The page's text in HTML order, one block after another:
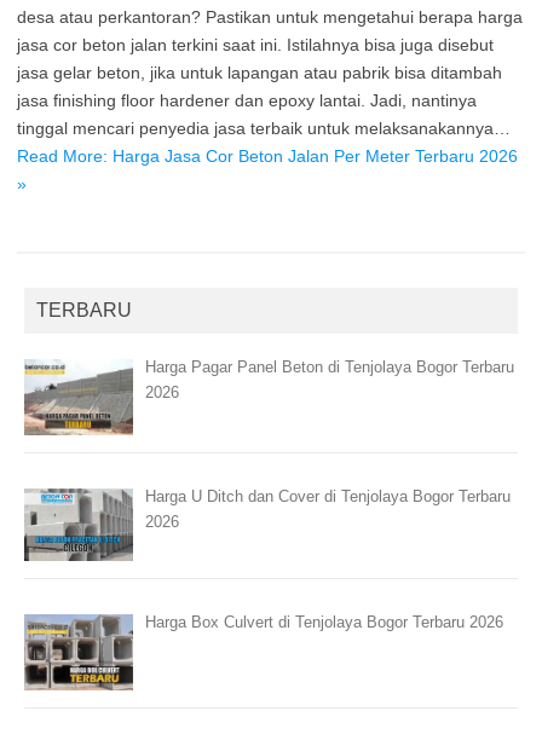
desa atau perkantoran? Pastikan untuk mengetahui berapa harga
jasa cor beton jalan terkini saat ini. Istilahnya bisa juga disebut
jasa gelar beton, jika untuk lapangan atau pabrik bisa ditambah
jasa finishing floor hardener dan epoxy lantai. Jadi, nantinya
tinggal mencari penyedia jasa terbaik untuk melaksanakannya…
Read More: Harga Jasa Cor Beton Jalan Per Meter Terbaru 2026
»
TERBARU
Harga Pagar Panel Beton di Tenjolaya Bogor Terbaru
2026
Harga U Ditch dan Cover di Tenjolaya Bogor Terbaru
2026
Harga Box Culvert di Tenjolaya Bogor Terbaru 2026